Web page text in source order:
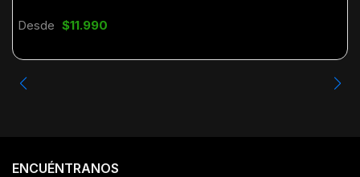
Desde $11.990
ENCUÉNTRANOS